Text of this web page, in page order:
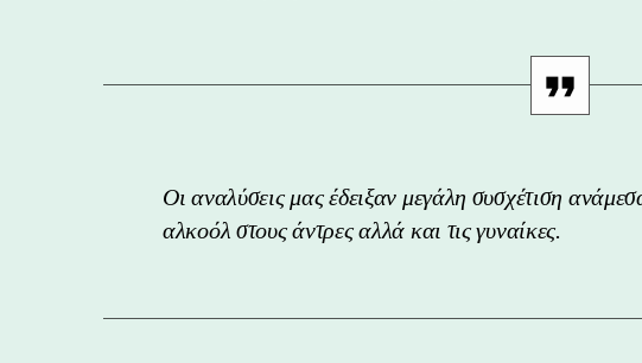
Οι αναλύσεις μας έδειξαν μεγάλη συσχέτιση
αλκοόλ στους άντρες αλλά και τις γυναίκες.